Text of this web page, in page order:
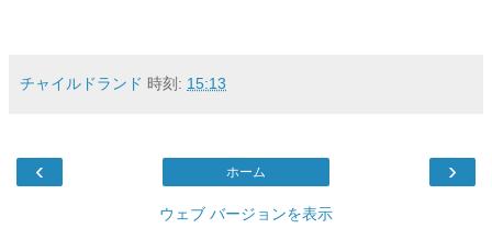
チャイルドランド 時刻: 15:13
‹ ›
ホーム
ウェブ バージョンを表示